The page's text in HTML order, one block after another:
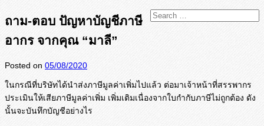
ถาม-ตอบ ปัญหาบัญชีภาษี
อากร จากคุณ “มาลี”
Posted on 05/08/2020
ในกรณีที่บริษัทได้นำส่งภาษีมูลค่าเพิ่มไปแล้ว ต่อมาเจ้าหน้าที่สรรพากร
ประเมินให้เสียภาษีมูลค่าเพิ่ม เพิ่มเติมเนื่องจากใบกำกับภาษีไม่ถูกต้อง ดัง
นั้นจะบันทึกบัญชีอย่างไร